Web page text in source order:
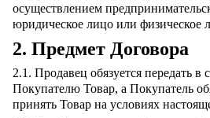
осуществлением
юридическое лицо или физическое
2. Предмет Договора
2.1. Продавец обязуется передать в
Покупателю Товар, а Покупатель
принять Товар на условиях